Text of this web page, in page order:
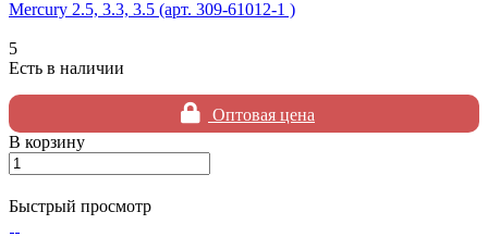
Mercury 2.5, 3.3, 3.5 (арт. 309-61012-1 )
5
Есть в наличии
Оптовая цена
В корзину
Быстрый просмотр